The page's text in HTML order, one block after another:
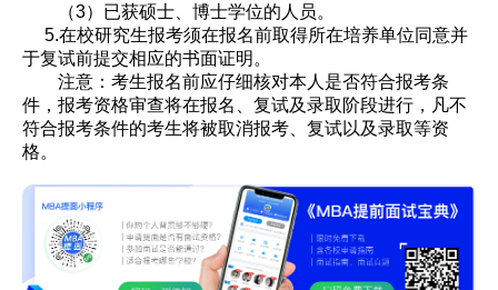
（3）已获硕士、博士学位的人员。
5.在校研究生报考须在报名前取得所在培养单位同意并
于复试前提交相应的书面证明。
注意：考生报名前应仔细核对本人是否符合报考条
件，报考资格审查将在报名、复试及录取阶段进行，凡不
符合报考条件的考生将被取消报考、复试以及录取等资
格。